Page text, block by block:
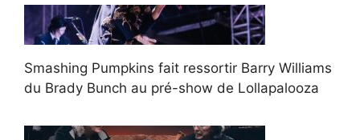
Smashing Pumpkins fait ressortir Barry Williams
du Brady Bunch au pré-show de Lollapalooza